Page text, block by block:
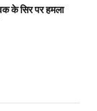
के सिर पर हमला